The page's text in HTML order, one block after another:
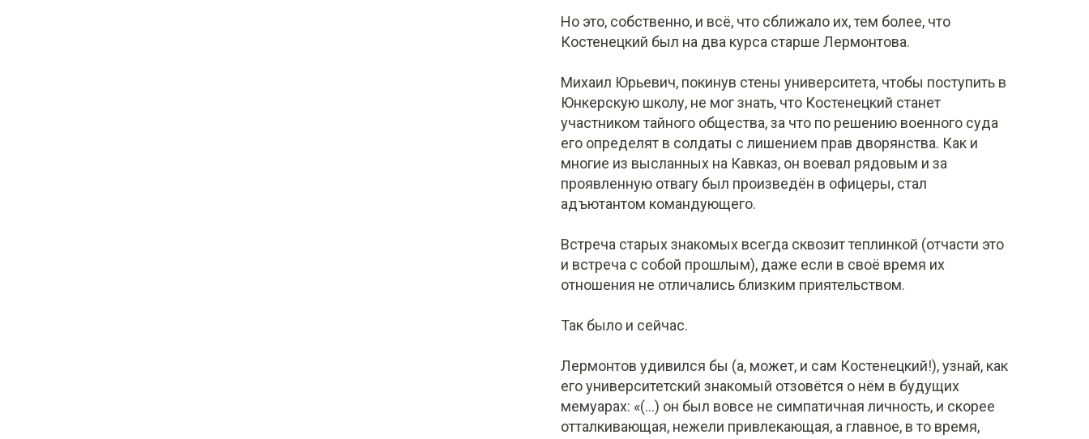
Но это, собственно, и всё, что сближало их, тем более, что
Костенецкий был на два курса старше Лермонтова.
Михаил Юрьевич, покинув стены университета, чтобы поступить в
Юнкерскую школу, не мог знать, что Костенецкий станет
участником тайного общества, за что по решению военного суда
его определят в солдаты с лишением прав дворянства. Как и
многие из высланных на Кавказ, он воевал рядовым и за
проявленную отвагу был произведён в офицеры, стал
адъютантом командующего.
Встреча старых знакомых всегда сквозит теплинкой (отчасти это
и встреча с собой прошлым), даже если в своё время их
отношения не отличались близким приятельством.
Так было и сейчас.
Лермонтов удивился бы (а, может, и сам Костенецкий!), узнай, как
его университетский знакомый отзовётся о нём в будущих
мемуарах: «(...) он был вовсе не симпатичная личность, и скорее
отталкивающая, нежели привлекающая, а главное, в то время,